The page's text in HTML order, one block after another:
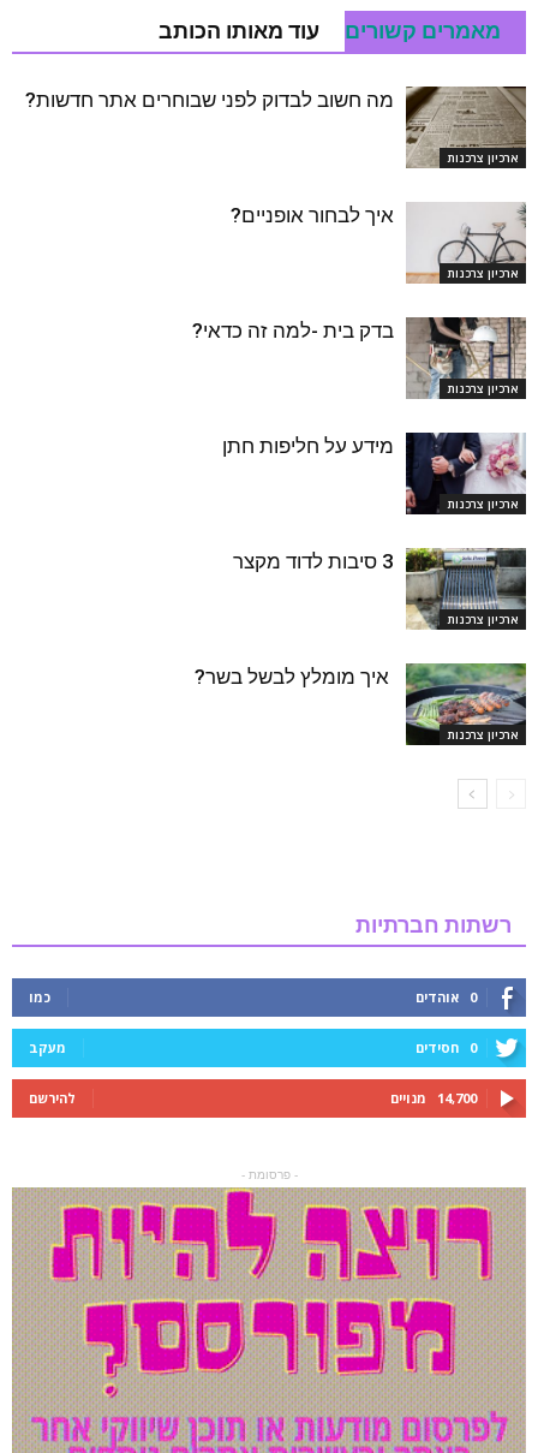
מאמרים קשורים עוד מאותו הכותב
ארכיון צרכנות
מה חשוב לבדוק לפני שבוחרים אתר חדשות?
ארכיון צרכנות
איך לבחור אופניים?
ארכיון צרכנות
בדק בית -למה זה כדאי?
ארכיון צרכנות
מידע על חליפות חתן
ארכיון צרכנות
3 סיבות לדוד מקצר
ארכיון צרכנות
איך מומלץ לבשל בשר?
רשתות חברתיות
0 אוהדים כמו
0 חסידים מעקב
14,700 מנויים להירשם
- פרסומת -